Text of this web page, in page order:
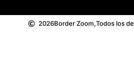
2026Border Zoom,Todos los